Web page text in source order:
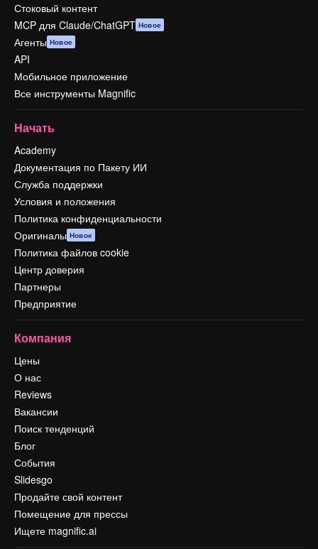
Стоковый контент
MCP для Claude/ChatGPT Новое
Агенты Новое
API
Мобильное приложение
Все инструменты Magnific
Начать
Academy
Документация по Пакету ИИ
Служба поддержки
Условия и положения
Политика конфиденциальности
Оригиналы Новое
Политика файлов cookie
Центр доверия
Партнеры
Предприятие
Компания
Цены
О нас
Reviews
Вакансии
Поиск тенденций
Блог
События
Slidesgo
Продайте свой контент
Помещение для прессы
Ищете magnific.ai